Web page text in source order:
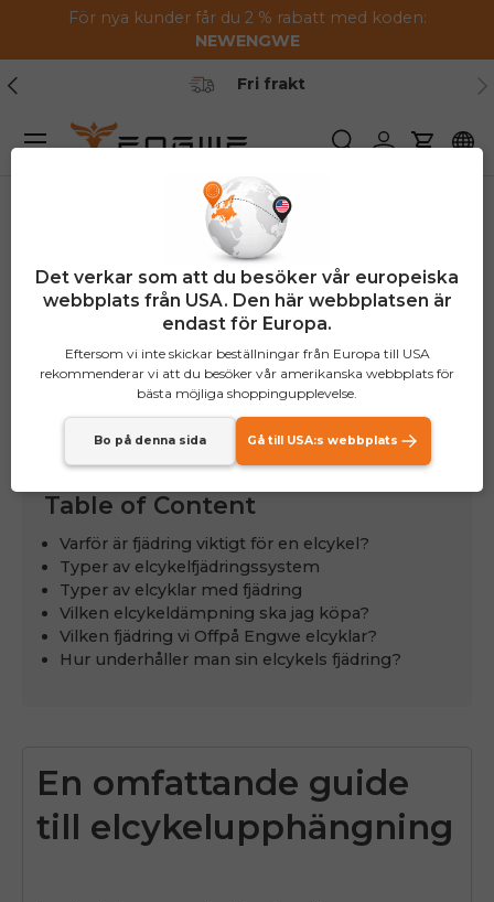
Hoppa till innehållet
För nya kunder får du 2 % rabatt med koden:
NEWENGWE
Tidigare
Säker betalning
SökaLogga in
Vagn
Meny
Table of Content
Varför är fjädring viktigt för en elcykel?
Typer av elcykelfjädringssystem
Typer av elcyklar med fjädring
Vilken elcykeldämpning ska jag köpa?
Vilken fjädring vi Offpå Engwe elcyklar?
Hur underhåller man sin elcykels fjädring?
En omfattande guide
till elcykelupphängning
Det verkar som att du besöker vår europeiska
webbplats från USA. Den här webbplatsen är
endast för Europa.
Eftersom vi inte skickar beställningar från Europa till USA
rekommenderar vi att du besöker vår amerikanska webbplats för
bästa möjliga shoppingupplevelse.
Bo på denna sida Gå till USA:s webbplats